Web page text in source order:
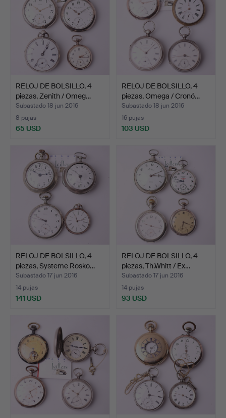
RELOJ DE BOLSILLO, 4
piezas, Zenith / Omeg…
Subastado 18 jun 2016
8 pujas
65 USD
RELOJ DE BOLSILLO, 4
piezas, Omega / Cronó…
Subastado 18 jun 2016
16 pujas
103 USD
RELOJ DE BOLSILLO, 4
piezas, Systeme Rosko…
Subastado 17 jun 2016
14 pujas
141 USD
RELOJ DE BOLSILLO, 4
piezas, Th.Whitt / Ex…
Subastado 17 jun 2016
14 pujas
93 USD